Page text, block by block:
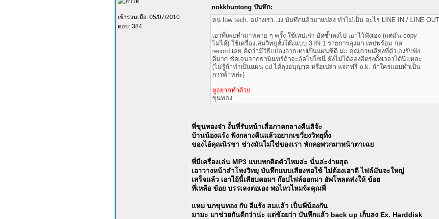
เข้าร่วมเมื่อ: 05/07/2010
ตอบ: 384
nokkhuntong บันทึก:
คน low tech. อย่างเรา..งง บันทึกแล้วมาแปลง ทำไม่เป็น อะไร LINE IN / LINE
เอาที่เคยทำมาหลาย ๆ ครั้ง ใช้เทปเก่า อัดซ้ำลงไป เอาไว้ฟังเอง (แต่มัน copy
ไม่ได้) ใช้เครื่องเล่นวิทยุตั้งโต๊ะแบบ 3 IN 1 รายการลุงมา เทปพร้อม กด
record เลย คิดว่ามีวิธีแปลงจากเทปเป็นแผ่นซีดี ม่ะ คุณภาพเสียงที่ตัวเองรับฟัง
ดีมาก ชัดเจนจากธานินทร์ถ้าจะอัดไปโซนี่ ยังไม่ได้ลองอีตรงตั้งเวลาได้นี่แหละ
(ไม่รู้ถ้าทำเป็นแผ่น cd ได้ลุงอนุญาต หรือเปล่า แจกฟรี o.k. ถ้าใครแอบทำเป็น
การค้าหล่ะ)
ตูอยากทำด้วย
ขุนทอง
พี่ขุนทองจ๋า งั้นพี่รับหน้าเสื่อภาคกลางคืนสิจ้ะ
บ้านน้องแร้ง ฟังกลางคืนแล้วอยากเขวี่ยงวิทยุทิ้ง
ของไอ้คุณนิรชา ช่างมันไม่ใช่ของเรา หักคอพวกมาหน้าตาเฉย
พี่มีเครื่องเล่น MP3 แบบพกติดตัวไหมล่ะ นั่นล่ะง่ายสุด
เอาวางหน้าลำโพงวิทยุ บันทึกแบบเสียงพอใช้ ไม่ต้องเอาดี ไฟล์มันจะใหญ่
เสร็จแล้ว เอาไอ้นี้เสียบคอมฯ ก๊อปไฟล์ออกมา อัพโหลดส่งให้ ข้อย
ที่เหลือ ข้อย บรรเลงต่อเอง พอไหวไหมจ้ะคุณพี่
แหม นกขุนทอง กับ อีแร้ง สมแล้ว เป็นพี่น้องกัน
มามะ มาช่วยกันดีกว่าน่ะ แต่ข้อยว่า บันทึกแล้ว back up เก็บลง Ex. Harddisk